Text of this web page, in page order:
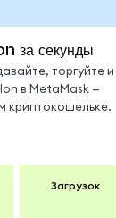
за секунды
торгуйте и
в MetaMask —
криптокошельке.
Загрузок